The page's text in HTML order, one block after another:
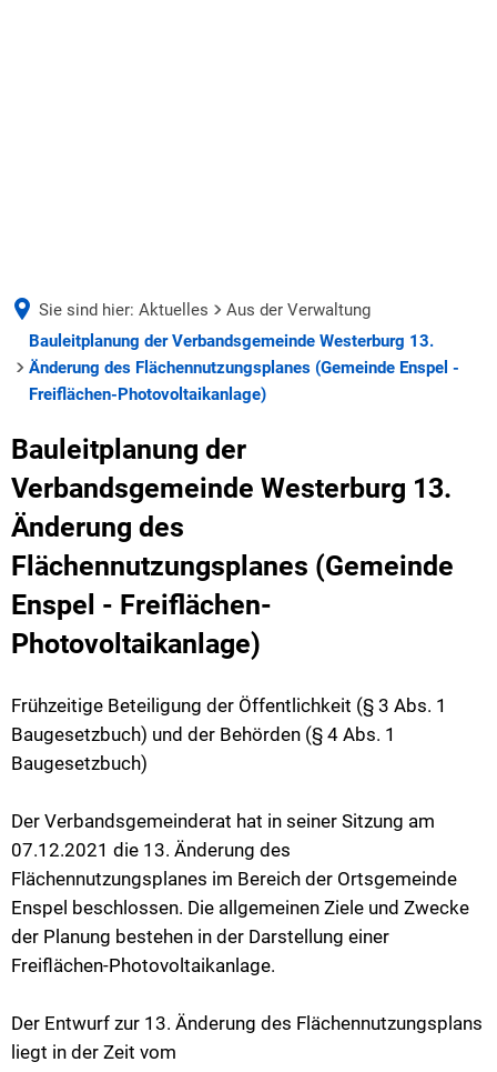
Deine Ausbildung bei der VG
Stellen- und Ausbildungsangebote
Haushalt & Finanzen
Satzungen
Verwaltung & Werke
Klimaschutz
Förderungen der VG für private Umbauten
Feuerwehr
Allgemeine Informationen
Schulen
Kindertagesstätten
Zentralbücherei
Jugend
Die Bundeswehr und Westerburg
Seniorenmobilität/Jugendtaxi/Fahrservice
Sicherheit für Senioren
Ehrenamtskarte des Westerwaldkreises
WIRTSCHAFT & ARBEITEN
Sie sind hier: Aktuelles
Aus der Verwaltung
Bauleitplanung der Verbandsgemeinde Westerburg 13.
Änderung des Flächennutzungsplanes (Gemeinde Enspel -
Freiflächen-Photovoltaikanlage)
Bauleitplanung der
Verbandsgemeinde Westerburg 13.
Änderung des
Flächennutzungsplanes (Gemeinde
Enspel - Freiflächen-
Photovoltaikanlage)
Frühzeitige Beteiligung der Öffentlichkeit (§ 3 Abs. 1
Baugesetzbuch) und der Behörden (§ 4 Abs. 1
Baugesetzbuch)
Der Verbandsgemeinderat hat in seiner Sitzung am
07.12.2021 die 13. Änderung des
Flächennutzungsplanes im Bereich der Ortsgemeinde
Enspel beschlossen. Die allgemeinen Ziele und Zwecke
der Planung bestehen in der Darstellung einer
Freiflächen-Photovoltaikanlage.
Der Entwurf zur 13. Änderung des Flächennutzungsplans
liegt in der Zeit vom